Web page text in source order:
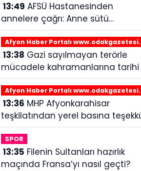
13:49
annelere çağrı: Anne sütü
neden önemli?
Afyon Haber Portalı
13:38
mücadele kahramanlarına tarihi
Afyon Haber Portalı
13:36
teşkilatından yerel basına
SPOR
13:35
maçında Fransa’yı nasıl geçti?